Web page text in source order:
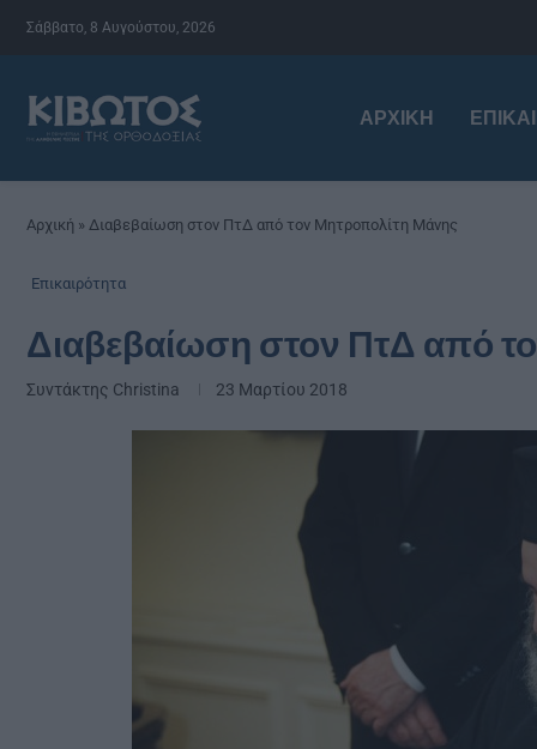
Σάββατο, 8 Αυγούστου, 2026
ΑΡΧΙΚΉ
Αρχική » Διαβεβαίωση στον ΠτΔ από τον Μητροπολίτη Μάνης
Επικαιρότητα
Διαβεβαίωση στον ΠτΔ από
Συντάκτης Christina 23 Μαρτίου 2018